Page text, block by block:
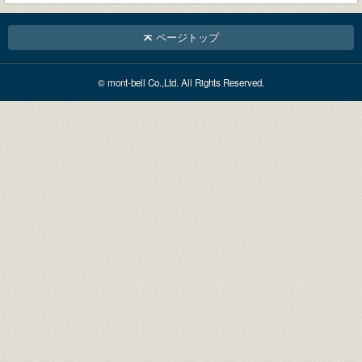
ページトップ
© mont-bell Co.,Ltd. All Rights Reserved.